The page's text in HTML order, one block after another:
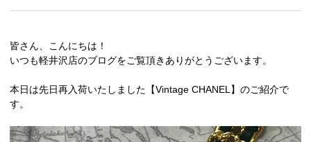
皆さん、こんにちは！
いつも軽井沢店のブログをご覧頂きありがとうございます。
本日は先日再入荷いたしました【Vintage CHANEL】のご紹介で
す。